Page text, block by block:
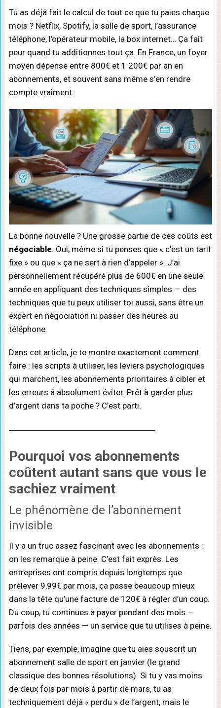
Tu as déjà fait le calcul de tout ce que tu paies chaque
mois ? Netflix, Spotify, la salle de sport, l’assurance
téléphone, l’opérateur mobile, la box internet… Ça fait
peur quand tu additionnes tout ça. En France, un foyer
moyen dépense entre 800€ et 1 200€ par an en
abonnements, et souvent sans même s’en rendre
compte vraiment.
La bonne nouvelle ? Une grosse partie de ces coûts est
négociable. Oui, même si tu penses que « c’est un tarif
fixe » ou que « ça ne sert à rien d’appeler ». J’ai
personnellement récupéré plus de 600€ en une seule
année en appliquant des techniques simples — des
techniques que tu peux utiliser toi aussi, sans être un
expert en négociation ni passer des heures au
téléphone.
Dans cet article, je te montre exactement comment
faire : les scripts à utiliser, les leviers psychologiques
qui marchent, les abonnements prioritaires à cibler et
les erreurs à absolument éviter. Prêt à garder plus
d’argent dans ta poche ? C’est parti.
Pourquoi vos abonnements
coûtent autantsans que vous le
sachiez vraiment
Le phénomène de l’abonnement
invisible
Il y a un truc assez fascinant avec les abonnements :
on les remarque à peine. C’est fait exprès. Les
entreprises ont compris depuis longtemps que
prélever 9,99€ par mois, ça passe beaucoup mieux
dans la tête qu’une facture de 120€ à régler d’un coup.
Du coup, tu continues à payer pendant des mois —
parfois des années — un service que tu utilises à peine.
Tiens, par exemple, imagine que tu aies souscrit un
abonnement salle de sport en janvier (le grand
classique des bonnes résolutions). Si tu y vas moins
de deux fois par mois à partir de mars, tu as
techniquement déjà « perdu » de l’argent, mais le